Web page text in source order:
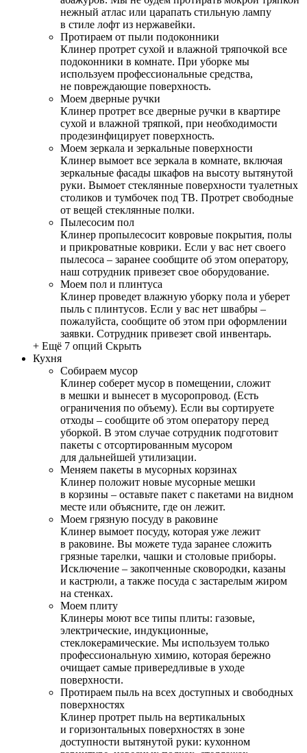
нежный атлас или царапать стильную лампу
в стиле лофт из нержавейки.
Протираем от пыли подоконники
Клинер протрет сухой и влажной тряпочкой все
подоконники в комнате. При уборке мы
используем профессиональные средства,
не повреждающие поверхность.
Моем дверные ручки
Клинер протрет все дверные ручки в квартире
сухой и влажной тряпкой, при необходимости
продезинфицирует поверхность.
Моем зеркала и зеркальные поверхности
Клинер вымоет все зеркала в комнате, включая
зеркальные фасады шкафов на высоту вытянутой
руки. Вымоет стеклянные поверхности туалетных
столиков и тумбочек под ТВ. Протрет свободные
от вещей стеклянные полки.
Пылесосим пол
Клинер пропылесосит ковровые покрытия, полы
и прикроватные коврики. Если у вас нет своего
пылесоса – заранее сообщите об этом оператору,
наш сотрудник привезет свое оборудование.
Моем пол и плинтуса
Клинер проведет влажную уборку пола и уберет
пыль с плинтусов. Если у вас нет швабры –
пожалуйста, сообщите об этом при оформлении
заявки. Сотрудник привезет свой инвентарь.
+ Ещё 7 опций Скрыть
Кухня
Собираем мусор
Клинер соберет мусор в помещении, сложит
в мешки и вынесет в мусоропровод. (Есть
ограничения по объему). Если вы сортируете
отходы – сообщите об этом оператору перед
уборкой. В этом случае сотрудник подготовит
пакеты с отсортированным мусором
для дальнейшей утилизации.
Меняем пакеты в мусорных корзинах
Клинер положит новые мусорные мешки
в корзины – оставьте пакет с пакетами на видном
месте или объясните, где он лежит.
Моем грязную посуду в раковине
Клинер вымоет посуду, которая уже лежит
в раковине. Вы можете туда заранее сложить
грязные тарелки, чашки и столовые приборы.
Исключение – закопченные сковородки, казаны
и кастрюли, а также посуда с застарелым жиром
на стенках.
Моем плиту
Клинеры моют все типы плиты: газовые,
электрические, индукционные,
стеклокерамические. Мы используем только
профессиональную химию, которая бережно
очищает самые привередливые в уходе
поверхности.
Протираем пыль на всех доступных и свободных
поверхностях
Клинер протрет пыль на вертикальных
и горизонтальных поверхностях в зоне
доступности вытянутой руки: кухонном